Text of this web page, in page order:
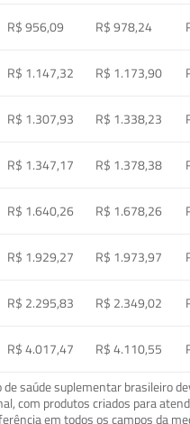
R$ 956,09 R$ 978,24
R$ 1.147,32 R$ 1.173,90
R$ 1.307,93 R$ 1.338,23
R$ 1.347,17 R$ 1.378,38
R$ 1.640,26 R$ 1.678,26
R$ 1.929,27 R$ 1.973,97
R$ 2.295,83 R$ 2.349,02
R$ 4.017,47 R$ 4.110,55
saúde suplementar brasileiro
com produtos criados para
em todos os campos